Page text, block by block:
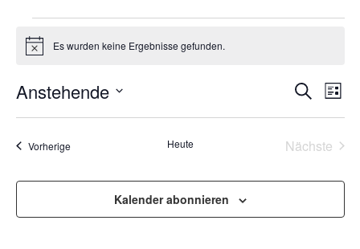
HinweisEs wurden keine Ergebnisse gefunden.
UND
SucheListe
Anstehende
wählen.
VorherigeVeranstaltungen Heute Nächste
Kalender abonnieren